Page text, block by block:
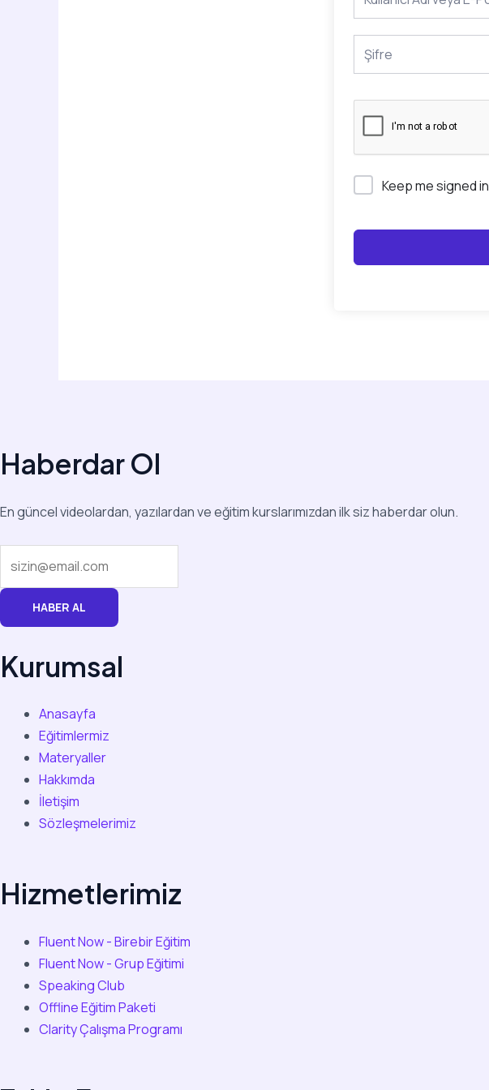
Keep me signed in
Haberdar Ol
En güncel videolardan, yazılardan ve eğitim kurslarımızdan ilk siz haberdar olun.
HABER AL
Kurumsal
Anasayfa
Eğitimlermiz
Materyaller
Hakkımda
İletişim
Sözleşmelerimiz
Hizmetlerimiz
Fluent Now - Birebir Eğitim
Fluent Now - Grup Eğitimi
Speaking Club
Offline Eğitim Paketi
Clarity Çalışma Programı